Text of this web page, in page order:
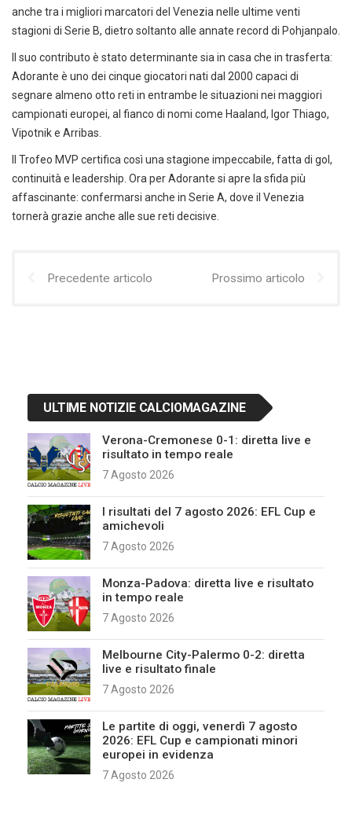
anche tra i migliori marcatori del Venezia nelle ultime venti
stagioni di Serie B, dietro soltanto alle annate record di Pohjanpalo.
Il suo contributo è stato determinante sia in casa che in trasferta:
Adorante è uno dei cinque giocatori nati dal 2000 capaci di
segnare almeno otto reti in entrambe le situazioni nei maggiori
campionati europei, al fianco di nomi come Haaland, Igor Thiago,
Vipotnik e Arribas.
Il Trofeo MVP certifica così una stagione impeccabile, fatta di gol,
continuità e leadership. Ora per Adorante si apre la sfida più
affascinante: confermarsi anche in Serie A, dove il Venezia
tornerà grazie anche alle sue reti decisive.
Precedente articolo Prossimo articolo
ULTIME NOTIZIE CALCIOMAGAZINE
Verona-Cremonese 0-1: diretta live e
risultato in tempo reale
7 Agosto 2026
I risultati del 7 agosto 2026: EFL Cup e
amichevoli
7 Agosto 2026
Monza-Padova: diretta live e risultato
in tempo reale
7 Agosto 2026
Melbourne City-Palermo 0-2: diretta
live e risultato finale
7 Agosto 2026
Le partite di oggi, venerdì 7 agosto
2026: EFL Cup e campionati minori
europei in evidenza
7 Agosto 2026